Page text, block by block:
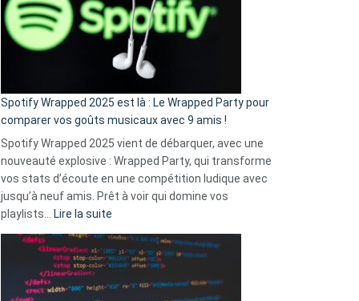
je
n’ai
pas
de
cash
»
Solly
change
la
vie
sans-
abri
en
3
Spotify Wrapped 2025 est là : Le Wrapped Party pour
comparer vos goûts musicaux avec 9 amis !
Spotify Wrapped 2025 vient de débarquer, avec une
nouveauté explosive : Wrapped Party, qui transforme
vos stats d’écoute en une compétition ludique avec
jusqu’à neuf amis. Prêt à voir qui domine vos
playlists…
Lire la suite
Wrapped
2025
est